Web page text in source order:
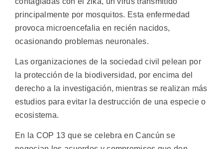
principalmente por mosquitos. Esta enfermedad
provoca microencefalia en recién nacidos,
ocasionando problemas neuronales.
Las organizaciones de la sociedad civil pelean por
la protección de la biodiversidad, por encima del
derecho a la investigación, mientras se realizan más
estudios para evitar la destrucción de una especie o
ecosistema.
En la COP 13 que se celebra en Cancún se